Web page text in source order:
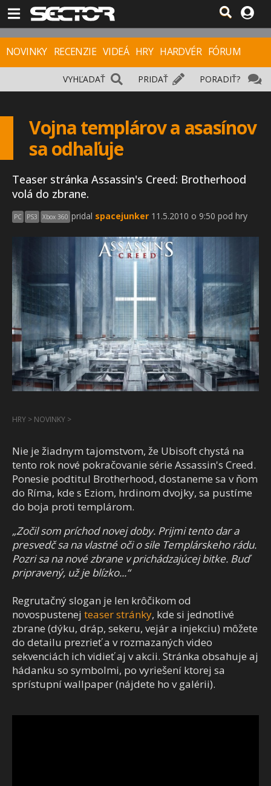
NOVINKY RECENZIE VIDEÁ HRY HARDVÉR FÓRUM
PORADIŤ?
PRIDAŤ
VYHĽADAŤ
Vojna templárov a asasínov
sa odhaľuje
Teaser stránka Assassin's Creed: Brotherhood
volá do zbrane.
PC PS3 Xbox 360 pridal spacejunker 11.5.2010 o 9:50 pod hry
HRY > NOVINKY >
Nie je žiadnym tajomstvom, že Ubisoft chystá na
tento rok nové pokračovanie série Assassin's Creed.
Ponesie podtitul Brotherhood, dostaneme sa v ňom
do Ríma, kde s Eziom, hrdinom dvojky, sa pustíme
do boja proti templárom.
„Zočil som príchod novej doby. Prijmi tento dar a
presvedč sa na vlastné oči o sile Templárskeho rádu.
Pozri sa na nové zbrane v prichádzajúcej bitke. Buď
pripravený, už je blízko...“
Regrutačný slogan je len krôčikom od
novospustenej teaser stránky, kde si jednotlivé
zbrane (dýku, dráp, sekeru, vejár a injekciu) môžete
do detailu prezrieť a v rozmazaných video
sekvenciách ich vidieť aj v akcii. Stránka obsahuje aj
hádanku so symbolmi, po vyriešení ktorej sa
sprístupní wallpaper (nájdete ho v galérii).